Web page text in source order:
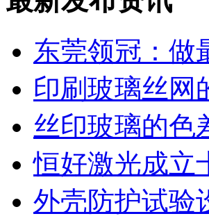
东莞领冠：做
印刷玻璃丝网
丝印玻璃的色
恒好激光成立
外壳防护试验